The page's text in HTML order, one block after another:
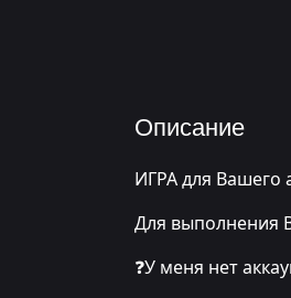
Описание
ИГРА для Вашего
Для выполнения
❓У меня нет